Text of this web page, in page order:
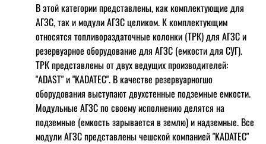
В этой категории представлены, как комплектующие для
АГЗС, так и модули АГЗС целиком. К комплектующим
относятся топливораздаточные колонки (ТРК) для АГЗС и
резервуарное оборудование для АГЗС (емкости для СУГ).
ТРК представлены от двух ведущих производителей:
"ADAST" и "KADATEC". В качестве резервуарногшо
оборудования выступают двухстенные подземные емкости.
Модульные АГЗС по своему исполнению делятся на
подземные (емкость зарывается в землю) и надземные. Все
модули АГЗС представлены чешской компанией "KADATEC"